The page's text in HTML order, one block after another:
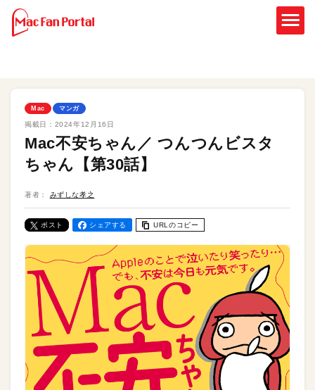
Mac マンガ
掲載日： 2024年12月16日
Mac不安ちゃん／ つんつんビスタ
ちゃん【第30話】
著者： みずしな孝之
ポスト シェアする URLのコピー